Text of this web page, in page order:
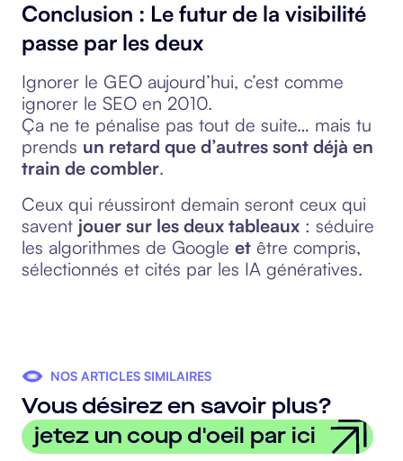
Conclusion : Le futur de la visibilité
passe par les deux
Ignorer le GEO aujourd’hui, c’est comme
ignorer le SEO en 2010.
Ça ne te pénalise pas tout de suite… mais tu
prends un retard que d’autres sont déjà en
train de combler.
Ceux qui réussiront demain seront ceux qui
savent jouer sur les deux tableaux : séduire
les algorithmes de Google et être compris,
sélectionnés et cités par les IA génératives.
NOS ARTICLES SIMILAIRES
Vous désirez en savoir plus?
jetez un coup d'oeil par ici